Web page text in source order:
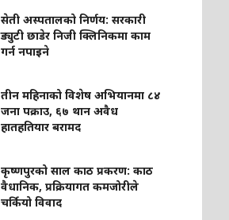
सेती अस्पतालको निर्णय: सरकारी
ड्युटी छाडेर निजी क्लिनिकमा काम
गर्न नपाइने
तीन महिनाको विशेष अभियानमा ८४
जना पक्राउ, ६७ थान अवैध
हातहतियार बरामद
कृष्णपुरको साल काठ प्रकरण: काठ
वैधानिक, प्रक्रियागत कमजोरीले
चर्कियो विवाद